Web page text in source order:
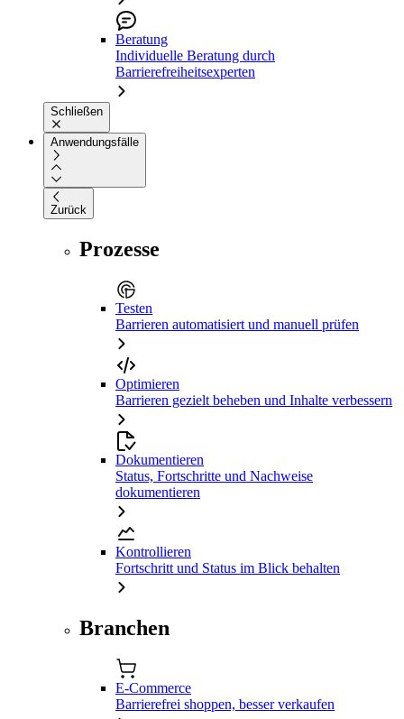
Beratung
Individuelle Beratung durch
Barrierefreiheitsexperten
Schließen
Anwendungsfälle
Zurück
Prozesse
Testen
Barrieren automatisiert und manuell prüfen
Optimieren
Barrieren gezielt beheben und Inhalte verbessern
Dokumentieren
Status, Fortschritte und Nachweise
dokumentieren
Kontrollieren
Fortschritt und Status im Blick behalten
Branchen
E-Commerce
Barrierefrei shoppen, besser verkaufen